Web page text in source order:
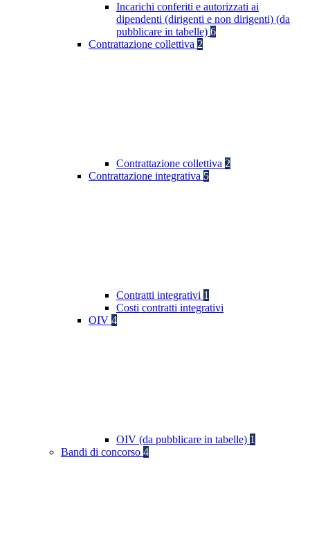
Incarichi conferiti e autorizzati ai
dipendenti (dirigenti e non dirigenti) (da
pubblicare in tabelle) 6
Contrattazione collettiva 2
Contrattazione collettiva 2
Contrattazione integrativa 5
Contratti integrativi 1
Costi contratti integrativi
OIV 4
OIV (da pubblicare in tabelle) 1
Bandi di concorso 4